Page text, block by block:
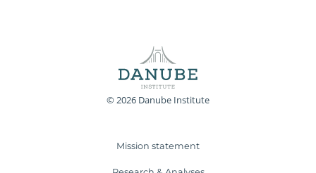
© 2026 Danube Institute
Mission statement